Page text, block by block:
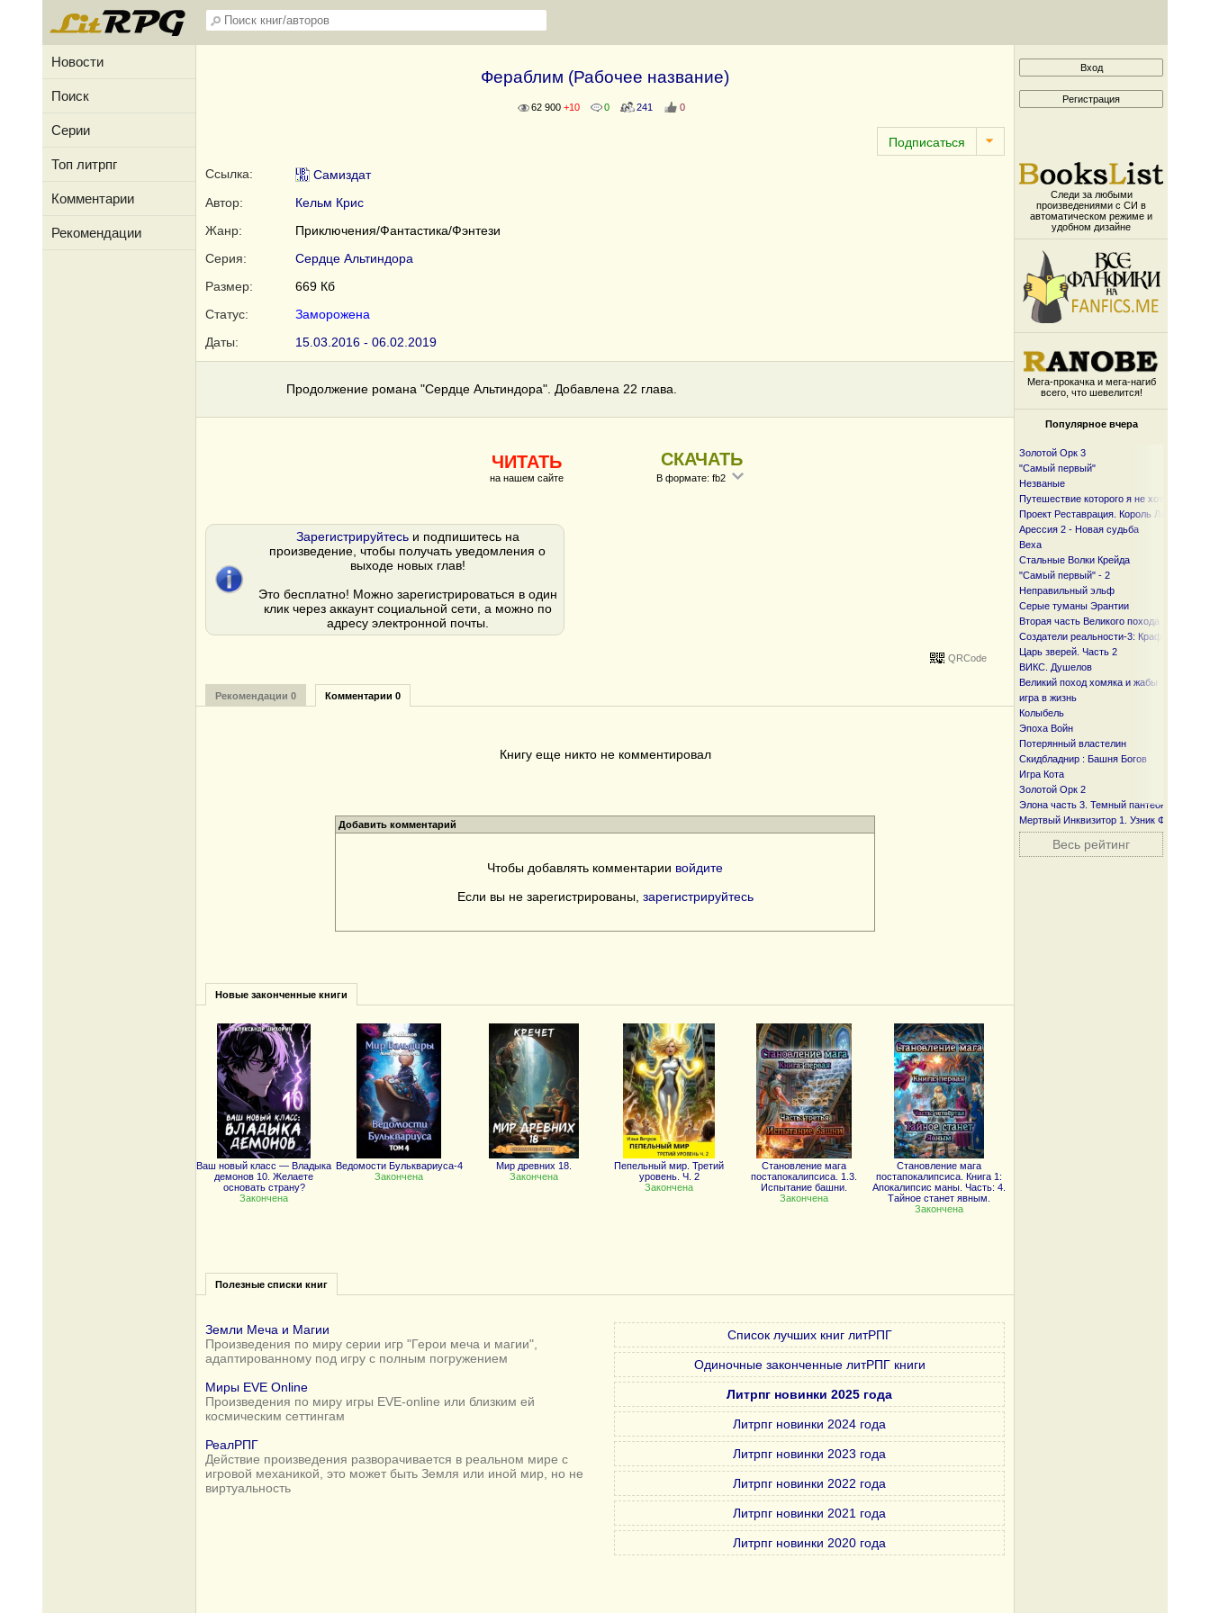
Новости
Поиск
Серии
Топ литрпг
Комментарии
Рекомендации
Фераблим (Рабочее название)
62 900 +10 0 241 0
Ссылка:
Самиздат
Автор:
Кельм Крис
Жанр:
Приключения/Фантастика/Фэнтези
Серия:
Сердце Альтиндора
Размер:
669 Кб
Статус:
Заморожена
Даты:
15.03.2016 - 06.02.2019
Продолжение романа "Сердце Альтиндора". Добавлена 22 глава.
ЧИТАТЬ
на нашем сайте
СКАЧАТЬ
В формате: fb2
Зарегистрируйтесьи подпишитесь на
произведение, чтобы получать уведомления о
выходе новых глав!
Это бесплатно! Можно зарегистрироваться в один
клик через аккаунт социальной сети, а можно по
адресу электронной почты.
QRCode
Рекомендации 0 Комментарии 0
Книгу еще никто не комментировал
Добавить комментарий
Чтобы добавлять комментарии войдите
Если вы не зарегистрированы, зарегистрируйтесь
Новые законченные книги
Ваш новый класс — Владыка
демонов 10. Желаете
основать страну?
Закончена
Ведомости Бульквариуса-4
Закончена
Мир древних 18.
Закончена
Пепельный мир. Третий
уровень. Ч. 2
Закончена
Становление мага
постапокалипсиса. 1.3.
Испытание башни.
Закончена
Становление мага
постапокалипсиса. Книга 1:
Апокалипсис маны. Часть: 4.
Тайное станет явным.
Закончена
Полезные списки книг
Земли Меча и Магии
Произведения по миру серии игр "Герои меча и магии",
адаптированному под игру с полным погружением
Миры EVE Online
Произведения по миру игры EVE-online или близким ей
космическим сеттингам
РеалРПГ
Действие произведения разворачивается в реальном мире с
игровой механикой, это может быть Земля или иной мир, но не
виртуальность
Список лучших книг литРПГ
Одиночные законченные литРПГ книги
Литрпг новинки 2025 года
Литрпг новинки 2024 года
Литрпг новинки 2023 года
Литрпг новинки 2022 года
Литрпг новинки 2021 года
Литрпг новинки 2020 года
Следи за любыми
произведениями с СИ в
автоматическом режиме и
удобном дизайне
Мега-прокачка и мега-нагиб
всего, что шевелится!
Популярное вчера
Золотой Орк 3
"Самый первый"
Незваные
Путешествие которого я не хотел
Проект Реставрация. Король Лесов.
Арессия 2 - Новая судьба
Веха
Стальные Волки Крейда
"Самый первый" - 2
Неправильный эльф
Серые туманы Эрантии
Вторая часть Великого похода. От
Создатели реальности-3: Крафтер
Царь зверей. Часть 2
ВИКС. Душелов
Великий поход хомяка и жабы
игра в жизнь
Колыбель
Эпоха Войн
Потерянный властелин
Скидбладнир : Башня Богов
Игра Кота
Золотой Орк 2
Элона часть 3. Темный пантеон
Мертвый Инквизитор 1. Узник Фанмира
Весь рейтинг